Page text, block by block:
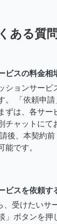
ある質問
ビスの料金相
ションサービ
。 「依頼申
ずは、各サー
チャットにて
後、本契約前
能です。
ビスを依頼す
、受けたいサ
」ボタンを押